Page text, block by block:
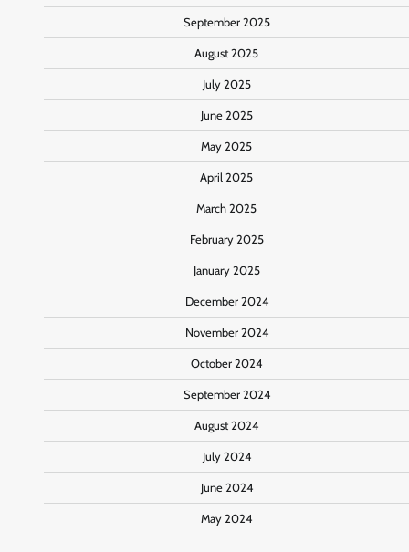
September 2025
August 2025
July 2025
June 2025
May 2025
April 2025
March 2025
February 2025
January 2025
December 2024
November 2024
October 2024
September 2024
August 2024
July 2024
June 2024
May 2024